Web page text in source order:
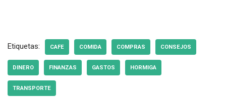
Etiquetas: CAFE COMIDA COMPRAS CONSEJOS
DINERO FINANZAS GASTOS HORMIGA
TRANSPORTE